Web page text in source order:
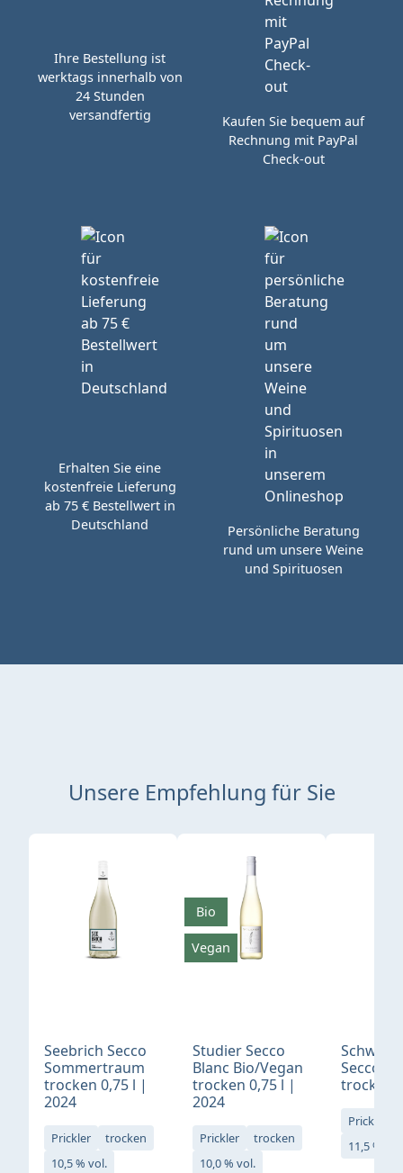
Ihre Bestellung ist
werktags innerhalb von
24 Stunden
versandfertig
Kaufen Sie bequem auf
Rechnung mit PayPal
Check-out
Erhalten Sie eine
kostenfreie Lieferung
ab 75 € Bestellwert in
Deutschland
Persönliche Beratung
rund um unsere Weine
und Spirituosen
Unsere Empfehlung für Sie
Produktgalerie überspringen
Seebrich Secco
Sommertraum
trocken 0,75 l |
2024
Prickler
trocken
10,5 % vol.
Studier Secco
Blanc Bio/Vegan
trocken 0,75 l |
2024
Prickler
trocken
10,0 % vol.
Bio
Vegan
Secco
trocken
Prickler
11,5 % vol.